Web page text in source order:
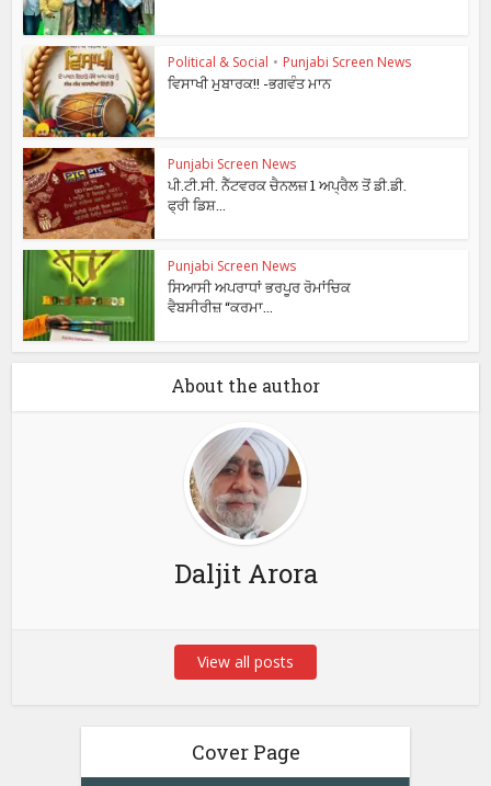
Political & Social • Punjabi Screen News
ਵਿਸਾਖੀ ਮੁਬਾਰਕ!! -ਭਗਵੰਤ ਮਾਨ
Punjabi Screen News
ਪੀ.ਟੀ.ਸੀ. ਨੈੱਟਵਰਕ ਚੈਨਲਜ਼ 1 ਅਪ੍ਰੈਲ ਤੋਂ ਡੀ.ਡੀ.
ਫ੍ਰੀ ਡਿਸ਼...
Punjabi Screen News
ਸਿਆਸੀ ਅਪਰਾਧਾਂ ਭਰਪੂਰ ਰੋਮਾਂਚਿਕ
ਵੈਬਸੀਰੀਜ਼ “ਕਰਮਾ...
About the author
Daljit Arora
View all posts
Cover Page